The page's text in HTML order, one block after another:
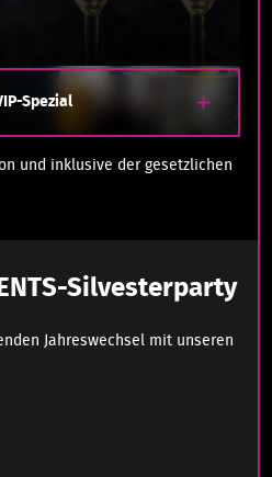
Spezial
und inklusive der gesetzlichen
Silvesterparty
Jahreswechsel mit unseren